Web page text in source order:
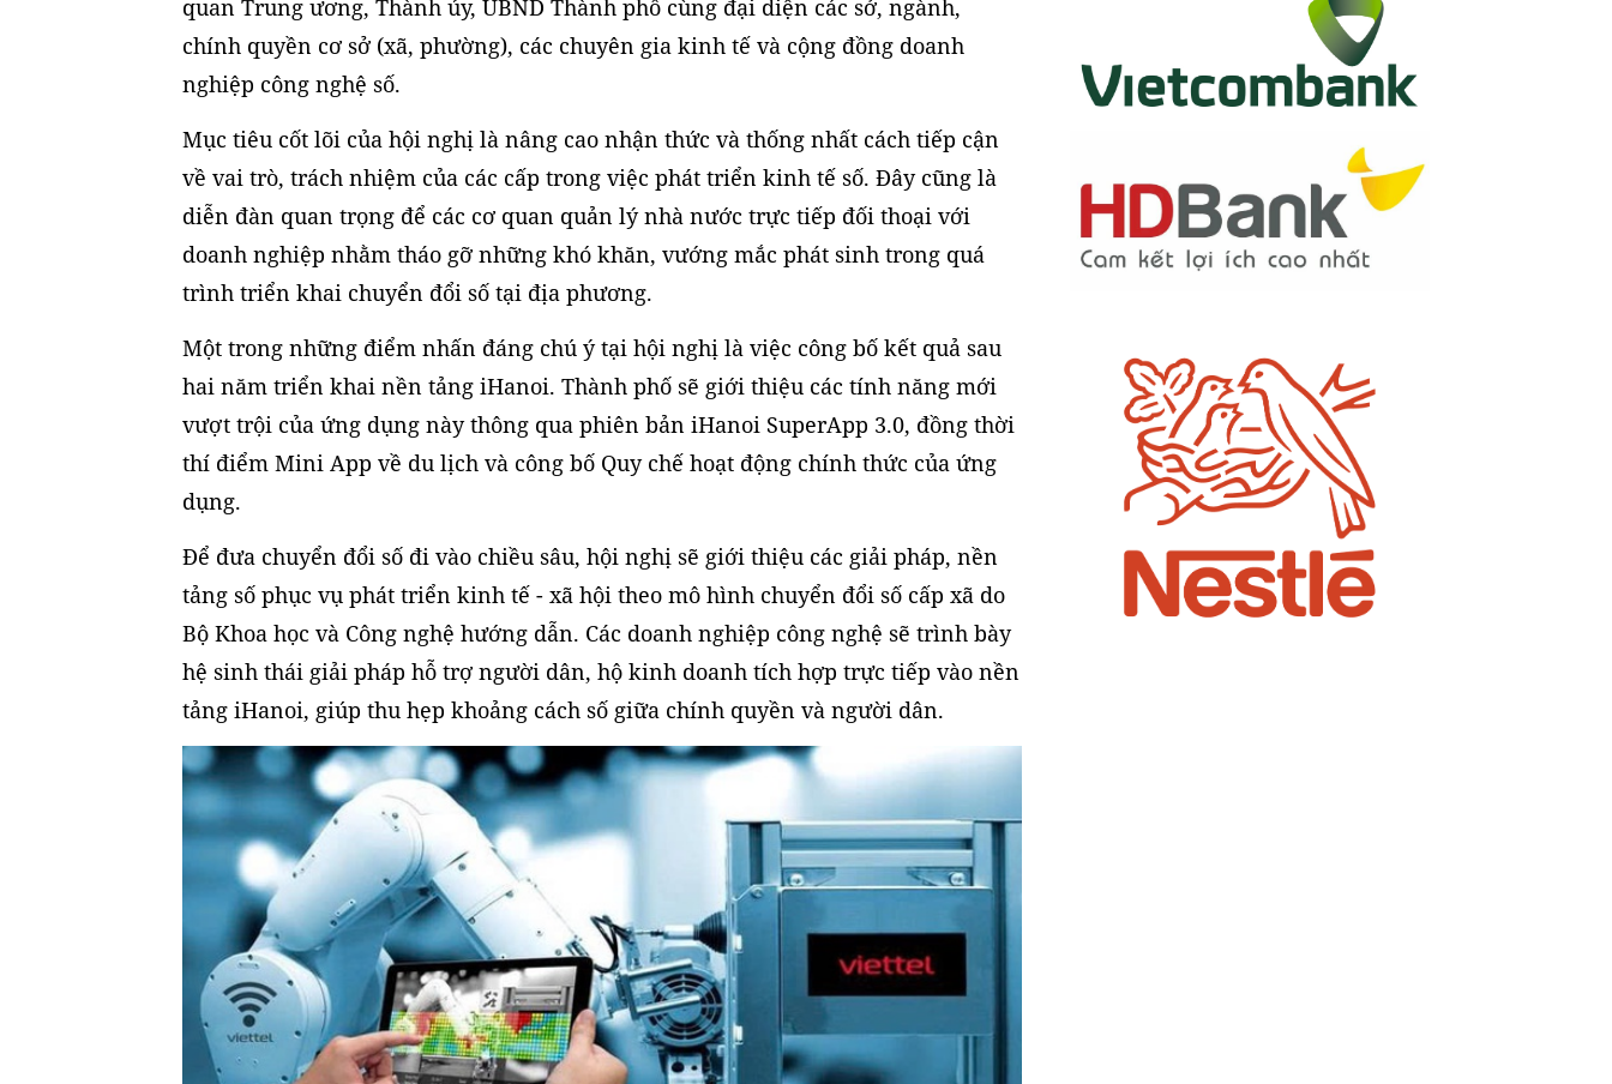
quan Trung ương, Thành ủy, UBND Thành phố cùng đại diện các sở, ngành,
chính quyền cơ sở (xã, phường), các chuyên gia kinh tế và cộng đồng doanh
nghiệp công nghệ số.
Mục tiêu cốt lõi của hội nghị là nâng cao nhận thức và thống nhất cách tiếp cận
về vai trò, trách nhiệm của các cấp trong việc phát triển kinh tế số. Đây cũng là
diễn đàn quan trọng để các cơ quan quản lý nhà nước trực tiếp đối thoại với
doanh nghiệp nhằm tháo gỡ những khó khăn, vướng mắc phát sinh trong quá
trình triển khai chuyển đổi số tại địa phương.
Một trong những điểm nhấn đáng chú ý tại hội nghị là việc công bố kết quả sau
hai năm triển khai nền tảng iHanoi. Thành phố sẽ giới thiệu các tính năng mới
vượt trội của ứng dụng này thông qua phiên bản iHanoi SuperApp 3.0, đồng thời
thí điểm Mini App về du lịch và công bố Quy chế hoạt động chính thức của ứng
dụng.
Để đưa chuyển đổi số đi vào chiều sâu, hội nghị sẽ giới thiệu các giải pháp, nền
tảng số phục vụ phát triển kinh tế - xã hội theo mô hình chuyển đổi số cấp xã do
Bộ Khoa học và Công nghệ hướng dẫn. Các doanh nghiệp công nghệ sẽ trình bày
hệ sinh thái giải pháp hỗ trợ người dân, hộ kinh doanh tích hợp trực tiếp vào nền
tảng iHanoi, giúp thu hẹp khoảng cách số giữa chính quyền và người dân.